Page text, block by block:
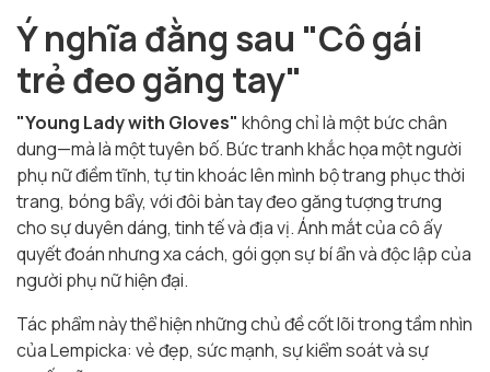
Ý nghĩa đằng sau "Cô gái
trẻ đeo găng tay"
"Young Lady with Gloves" không chỉ là một bức chân
dung—mà là một tuyên bố. Bức tranh khắc họa một người
phụ nữ điềm tĩnh, tự tin khoác lên mình bộ trang phục thời
trang, bóng bẩy, với đôi bàn tay đeo găng tượng trưng
cho sự duyên dáng, tinh tế và địa vị. Ánh mắt của cô ấy
quyết đoán nhưng xa cách, gói gọn sự bí ẩn và độc lập của
người phụ nữ hiện đại.
Tác phẩm này thể hiện những chủ đề cốt lõi trong tầm nhìn
của Lempicka: vẻ đẹp, sức mạnh, sự kiểm soát và sự